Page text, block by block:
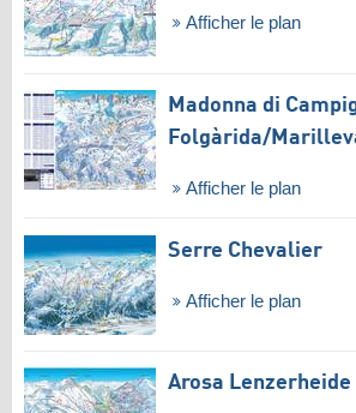
Afficher le plan
Madonna di
Folgàrida/​
Afficher le plan
Serre Chevalier
Afficher le plan
Arosa Lenzerheide